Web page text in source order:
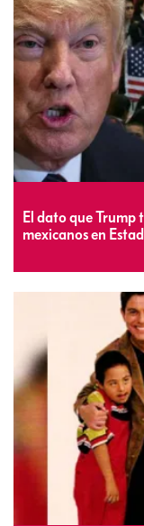
El dato que Trump
mexicanos en